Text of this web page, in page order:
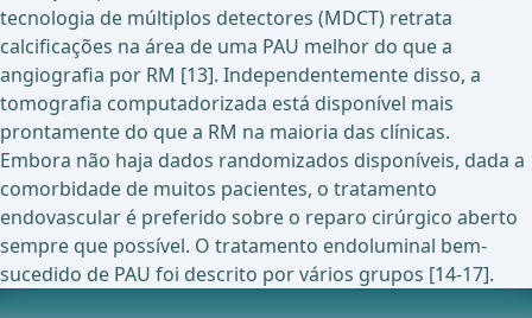
tecnologia de múltiplos detectores (MDCT) retrata
calcificações na área de uma PAU melhor do que a
angiografia por RM [13]. Independentemente disso, a
tomografia computadorizada está disponível mais
prontamente do que a RM na maioria das clínicas.
Embora não haja dados randomizados disponíveis, dada a
comorbidade de muitos pacientes, o tratamento
endovascular é preferido sobre o reparo cirúrgico aberto
sempre que possível. O tratamento endoluminal bem-
sucedido de PAU foi descrito por vários grupos [14-17].
Estudos em andamento atualmente sobre este tópico